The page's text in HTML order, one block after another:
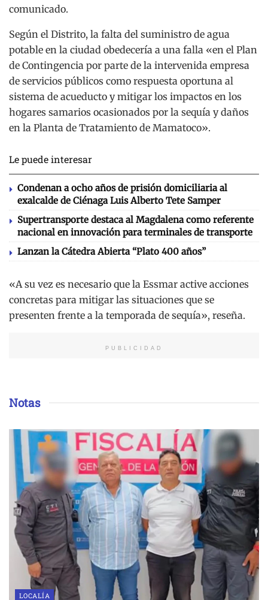
comunicado.
Según el Distrito, la falta del suministro de agua
potable en la ciudad obedecería a una falla «en el Plan
de Contingencia por parte de la intervenida empresa
de servicios públicos como respuesta oportuna al
sistema de acueducto y mitigar los impactos en los
hogares samarios ocasionados por la sequía y daños
en la Planta de Tratamiento de Mamatoco».
Le puede interesar
Condenan a ocho años de prisión domiciliaria al
exalcalde de Ciénaga Luis Alberto Tete Samper
Supertransporte destaca al Magdalena como referente
nacional en innovación para terminales de transporte
Lanzan la Cátedra Abierta “Plato 400 años”
«A su vez es necesario que la Essmar active acciones
concretas para mitigar las situaciones que se
presenten frente a la temporada de sequía», reseña.
PUBLICIDAD
Notas
LOCALÍA